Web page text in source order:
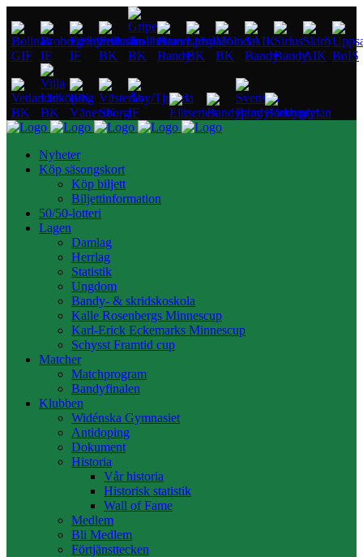
Nyheter
Köp säsongskort
Köp biljett
Biljettinformation
50/50-lotteri
Lagen
Damlag
Herrlag
Statistik
Ungdom
Bandy- & skridskoskola
Kalle Rosenbergs Minnescup
Karl-Erick Eckemarks Minnescup
Schysst Framtid cup
Matcher
Matchprogram
Bandyfinalen
Klubben
Widénska Gymnasiet
Antidoping
Dokument
Historia
Vår historia
Historisk statistik
Wall of Fame
Medlem
Bli Medlem
Förtjänsttecken